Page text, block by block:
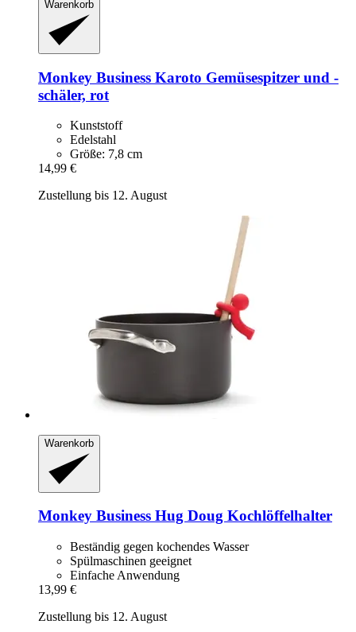
Warenkorb
Monkey Business Karoto Gemüsespitzer und -​
schäler, rot
Kunststoff
Edelstahl
Größe: 7,8 cm
14,99 €
Zustellung bis 12. August
Warenkorb
Monkey Business Hug Doug Kochlöffelhalter
Beständig gegen kochendes Wasser
Spülmaschinen geeignet
Einfache Anwendung
13,99 €
Zustellung bis 12. August